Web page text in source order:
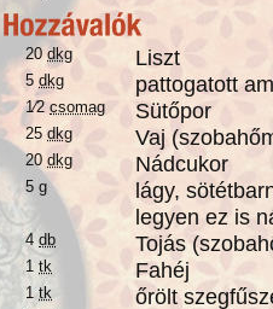
20dkg Liszt
5dkg pattogatott
1⁄2csomag Sütőpor
25dkg Vaj
20dkg Nádcukor
5g
lágy,
legyen ez is
4db Tojás
1tk Fahéj
1tk őrölt